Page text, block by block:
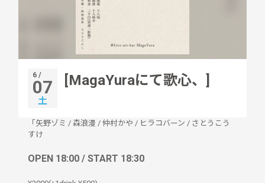
6 /
07
土
[MagaYuraにて歌心、]
「矢野ゾミ / 森浪漫 / 仲村かや / ヒラコバーン / さとうこう
すけ
OPEN 18:00 / START 18:30